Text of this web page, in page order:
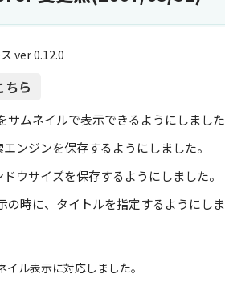
ver 0.12.0
ちら
サムネイルで表示できるようにしまし
ンジンを保存するようにしました。
ウサイズを保存するようにしました。
の時に、タイトルを指定するようにし
ル表示に対応しました。